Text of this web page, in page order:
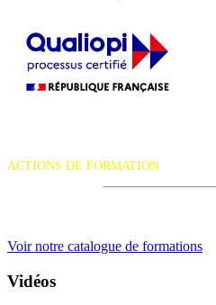
ACTIONS DE FORMATION
Voir notre catalogue de formations
Vidéos